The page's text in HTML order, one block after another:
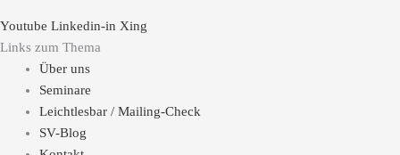
Youtube Linkedin-in Xing
Links zum Thema
Über uns
Seminare
Leichtlesbar / Mailing-Check
SV-Blog